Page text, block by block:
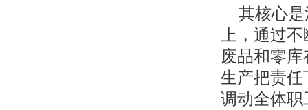
其核心
上，通过
废品和零
生产把责
调动全体